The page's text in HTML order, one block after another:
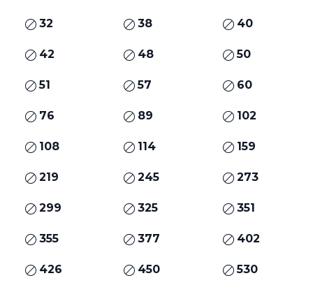
32 38 40
42 48 50
51 57 60
76 89 102
108 114 159
219 245 273
299 325 351
355 377 402
426 450 530